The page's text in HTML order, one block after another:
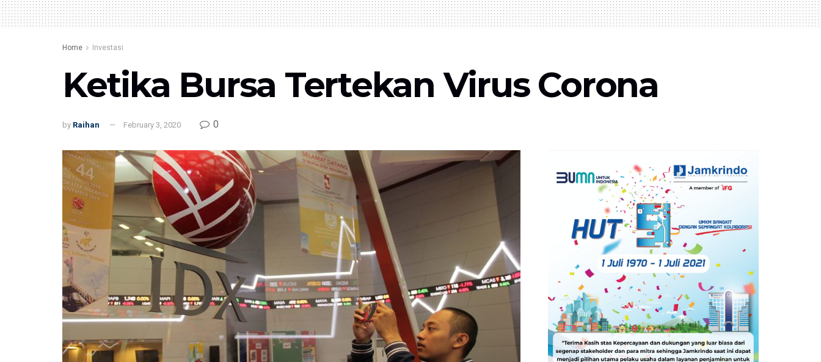
Home Investasi
Ketika Bursa Tertekan Virus Corona
by Raihan February 3, 2020 0